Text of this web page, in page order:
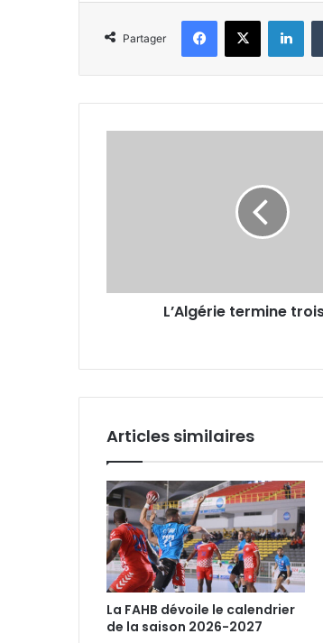
Partager
Facebook
X
L’Algérie termine
Articles similaires
La FAHB dévoile le calendrier
de la saison 2026-2027